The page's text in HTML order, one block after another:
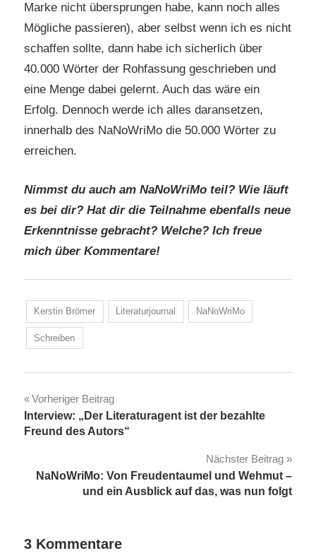
Marke nicht übersprungen habe, kann noch alles
Mögliche passieren), aber selbst wenn ich es nicht
schaffen sollte, dann habe ich sicherlich über
40.000 Wörter der Rohfassung geschrieben und
eine Menge dabei gelernt. Auch das wäre ein
Erfolg. Dennoch werde ich alles daransetzen,
innerhalb des NaNoWriMo die 50.000 Wörter zu
erreichen.
Nimmst du auch am NaNoWriMo teil? Wie läuft
es bei dir? Hat dir die Teilnahme ebenfalls neue
Erkenntnisse gebracht? Welche? Ich freue
mich über Kommentare!
Kerstin Brömer Literaturjournal NaNoWriMo
Schreiben
Beitragsnavigation
Vorheriger Beitrag
Interview: „Der Literaturagent ist der bezahlte
Freund des Autors“
Nächster Beitrag
NaNoWriMo: Von Freudentaumel und Wehmut –
und ein Ausblick auf das, was nun folgt
3 Kommentare